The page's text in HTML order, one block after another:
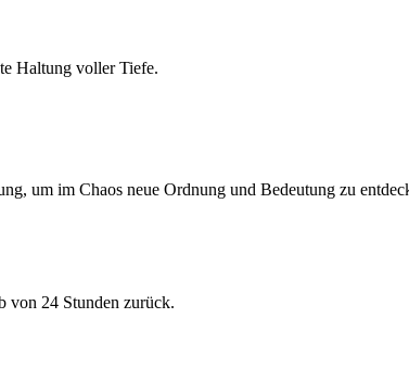
Haltung voller Tiefe.
um im Chaos neue Ordnung und Bedeutung zu
von 24 Stunden zurück.